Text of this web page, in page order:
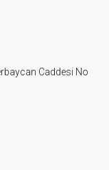
Caddesi No